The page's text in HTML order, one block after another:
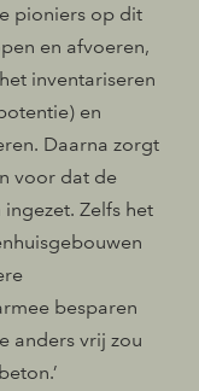
pioniers op dit
en afvoeren,
inventariseren
en
Daarna zorgt
voor dat de
Zelfs het
besparen
anders vrij zou